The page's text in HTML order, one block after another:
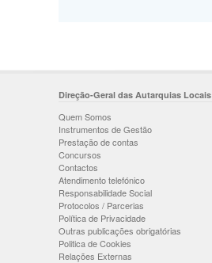
Direção-Geral das Autarquias Locais
Quem Somos
Instrumentos de Gestão
Prestação de contas
Concursos
Contactos
Atendimento telefónico
Responsabilidade Social
Protocolos / Parcerias
Política de Privacidade
Outras publicações obrigatórias
Politica de Cookies
Relações Externas